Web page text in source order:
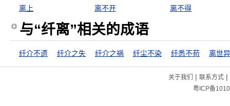
离上
离不开 离不得
与“纤离”相关的成语
纤介不遗 纤介之失 纤介之祸 纤尘不染 纤悉不苟 离世
关于我们 | 联系方式|
粤ICP备